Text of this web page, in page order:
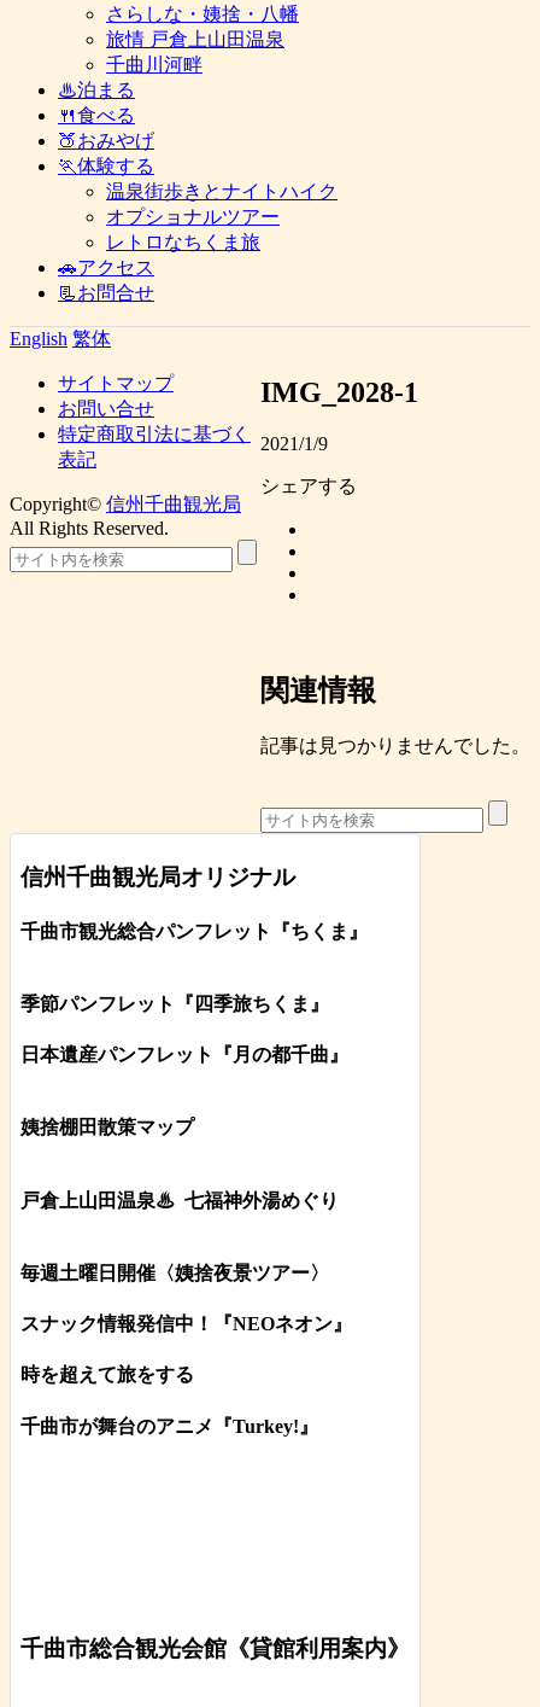
さらしな・姨捨・八幡
旅情 戸倉上山田温泉
千曲川河畔
♨泊まる
🍴食べる
🍑おみやげ
🏃体験する
温泉街歩きとナイトハイク
オプショナルツアー
レトロなちくま旅
🚗アクセス
📃お問合せ
English 繁体
IMG_2028-1
2021/1/9
シェアする
関連情報
記事は見つかりませんでした。
信州千曲観光局オリジナル
千曲市観光総合パンフレット 『ちくま 』
季節パンフレット『四季旅ちくま』
日本遺産パンフレット 『月の都千曲 』
姨捨棚田散策マップ
戸倉上山田温泉♨ 七福神外湯めぐり
毎週土曜日開催〈姨捨夜景ツアー〉
スナック情報発信中！『NEOネオン』
時を超えて旅をする
千曲市が舞台のアニメ『Turkey!』
千曲市総合観光会館《貸館利用案内》
サイトマップ
お問い合せ
特定商取引法に基づく
表記
Copyright© 信州千曲観光局
All Rights Reserved.